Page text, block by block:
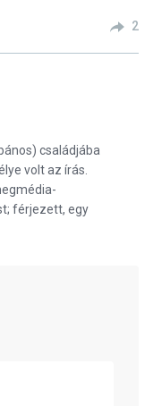
2
családjába
volt az írás.
férjezett, egy